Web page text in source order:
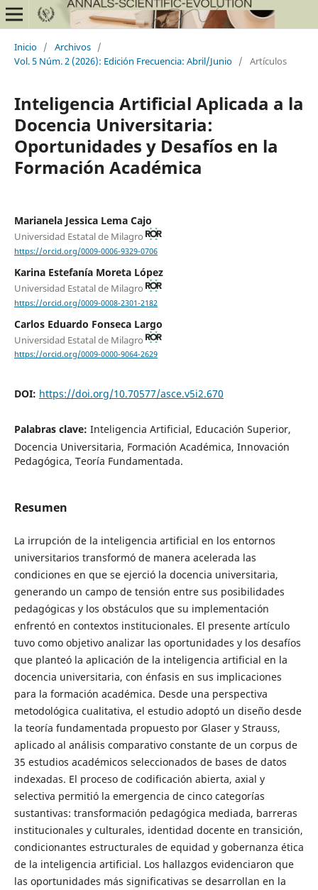
Inicio / Archivos /
Vol. 5 Núm. 2 (2026): Edición Frecuencia: Abril/Junio / Artículos
Inteligencia Artificial Aplicada a la
Docencia Universitaria:
Oportunidades y Desafíos en la
Formación Académica
Marianela Jessica Lema Cajo
Universidad Estatal de Milagro
https://orcid.org/0009-0006-9329-0706
Karina Estefanía Moreta López
Universidad Estatal de Milagro
https://orcid.org/0009-0008-2301-2182
Carlos Eduardo Fonseca Largo
Universidad Estatal de Milagro
https://orcid.org/0009-0000-9064-2629
DOI: https://doi.org/10.70577/asce.v5i2.670
Palabras clave: Inteligencia Artificial, Educación Superior,
Docencia Universitaria, Formación Académica, Innovación
Pedagógica, Teoría Fundamentada.
Resumen
La irrupción de la inteligencia artificial en los entornos
universitarios transformó de manera acelerada las
condiciones en que se ejerció la docencia universitaria,
generando un campo de tensión entre sus posibilidades
pedagógicas y los obstáculos que su implementación
enfrentó en contextos institucionales. El presente artículo
tuvo como objetivo analizar las oportunidades y los desafíos
que planteó la aplicación de la inteligencia artificial en la
docencia universitaria, con énfasis en sus implicaciones
para la formación académica. Desde una perspectiva
metodológica cualitativa, el estudio adoptó un diseño desde
la teoría fundamentada propuesto por Glaser y Strauss,
aplicado al análisis comparativo constante de un corpus de
35 estudios académicos seleccionados de bases de datos
indexadas. El proceso de codificación abierta, axial y
selectiva permitió la emergencia de cinco categorías
sustantivas: transformación pedagógica mediada, barreras
institucionales y culturales, identidad docente en transición,
condicionantes estructurales de equidad y gobernanza ética
de la inteligencia artificial. Los hallazgos evidenciaron que
las oportunidades más significativas se desarrollan en la